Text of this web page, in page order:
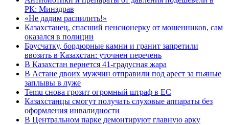
РК: Минздрав
«Не дадим распилить!»
Казахстанец, спасший пенсионерку от мошенников, сам
оказался в полиции
Брусчатку, бордюрные камни и гранит запретили
ввозить в Казахстан: уточнен перечень
В Казахстан вернется 41-градусная жара
В Астане двоих мужчин отправили под арест за пьяные
заплывы в луже
Temu снова грозит огромный штраф в ЕС
Казахстанцы смогут получать слуховые аппараты без
оформления инвалидности
В Центральном парке демонтируют главную арку